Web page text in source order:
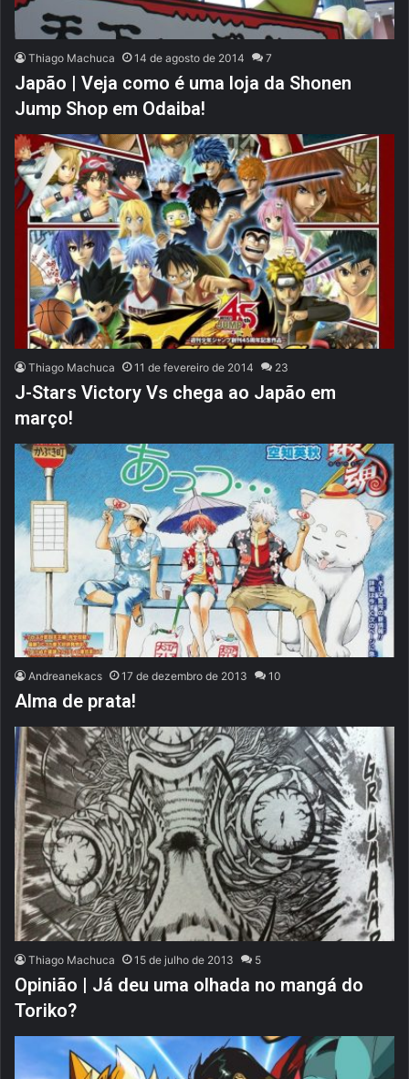
Thiago Machuca 14 de agosto de 2014 7
Japão | Veja como é uma loja da Shonen
Jump Shop em Odaiba!
Thiago Machuca 11 de fevereiro de 2014 23
J-Stars Victory Vs chega ao Japão em
março!
Andreanekacs 17 de dezembro de 2013 10
Alma de prata!
Thiago Machuca 15 de julho de 2013 5
Opinião | Já deu uma olhada no mangá do
Toriko?